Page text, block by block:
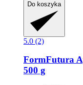
Do koszyka
5.0 (2)
FormFutura
500 g